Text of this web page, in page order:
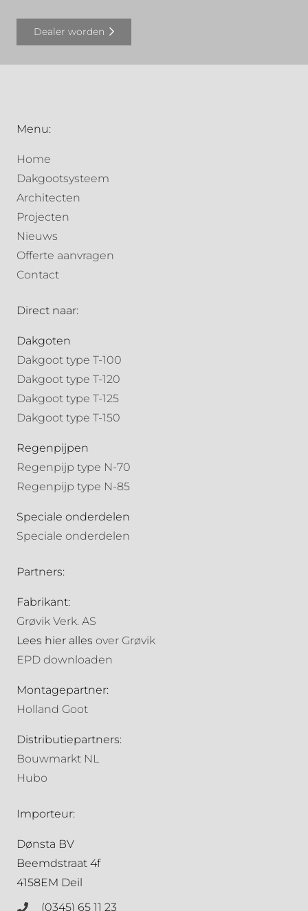
Dealer worden
Menu:
Home
Dakgootsysteem
Architecten
Projecten
Nieuws
Offerte aanvragen
Contact
Direct naar:
Dakgoten
Dakgoot type T-100
Dakgoot type T-120
Dakgoot type T-125
Dakgoot type T-150
Regenpijpen
Regenpijp type N-70
Regenpijp type N-85
Speciale onderdelen
Speciale onderdelen
Partners:
Fabrikant:
Grøvik Verk. AS
Lees hier alles over Grøvik
EPD downloaden
Montagepartner:
Holland Goot
Distributiepartners:
Bouwmarkt NL
Hubo
Importeur:
Dønsta BV
Beemdstraat 4f
4158EM Deil
(0345) 65 11 23